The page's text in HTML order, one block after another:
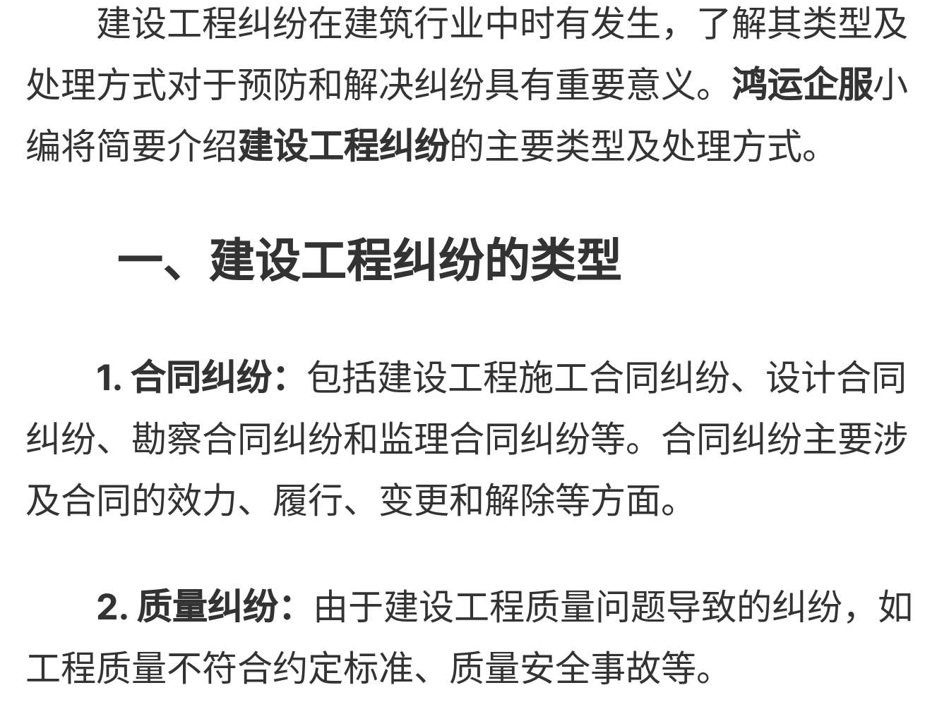
建设工程纠纷在建筑行业中时有发生，了解其类型及
处理方式对于预防和解决纠纷具有重要意义。 鸿运企服小
编将简要介绍建设工程纠纷的主要类型及处理方式。
一、建设工程纠纷的类型
1. 合同纠纷： 包括建设工程施工合同纠纷、设计合同
纠纷、勘察合同纠纷和监理合同纠纷等。合同纠纷主要涉
及合同的效力、履行、变更和解除等方面。
2. 质量纠纷： 由于建设工程质量问题导致的纠纷，如
工程质量不符合约定标准、质量安全事故等。